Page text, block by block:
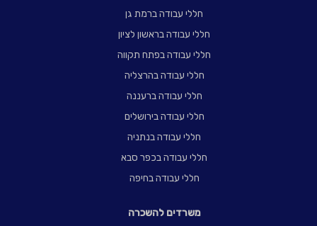
חללי עבודה ברמת גן
חללי עבודה בראשון לציון
חללי עבודה בפתח תקווה
חללי עבודה בהרצליה
חללי עבודה ברעננה
חללי עבודה בירושלים
חללי עבודה בנתניה
חללי עבודה בכפר סבא
חללי עבודה בחיפה
משרדים להשכרה